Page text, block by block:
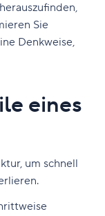
Sie
Denkweise,
eines
um schnell